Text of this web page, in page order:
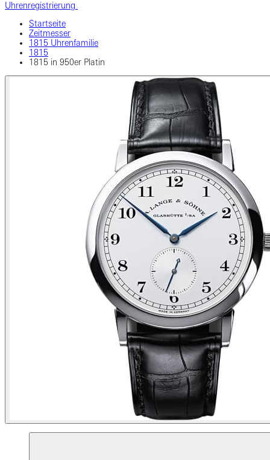
Uhrenregistrierung
Startseite
Zeitmesser
1815 Uhrenfamilie
1815
1815 in 950er Platin